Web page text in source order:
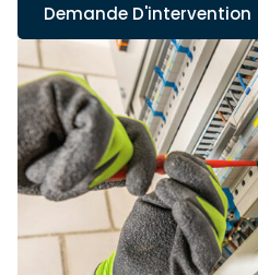
Demande D'intervention